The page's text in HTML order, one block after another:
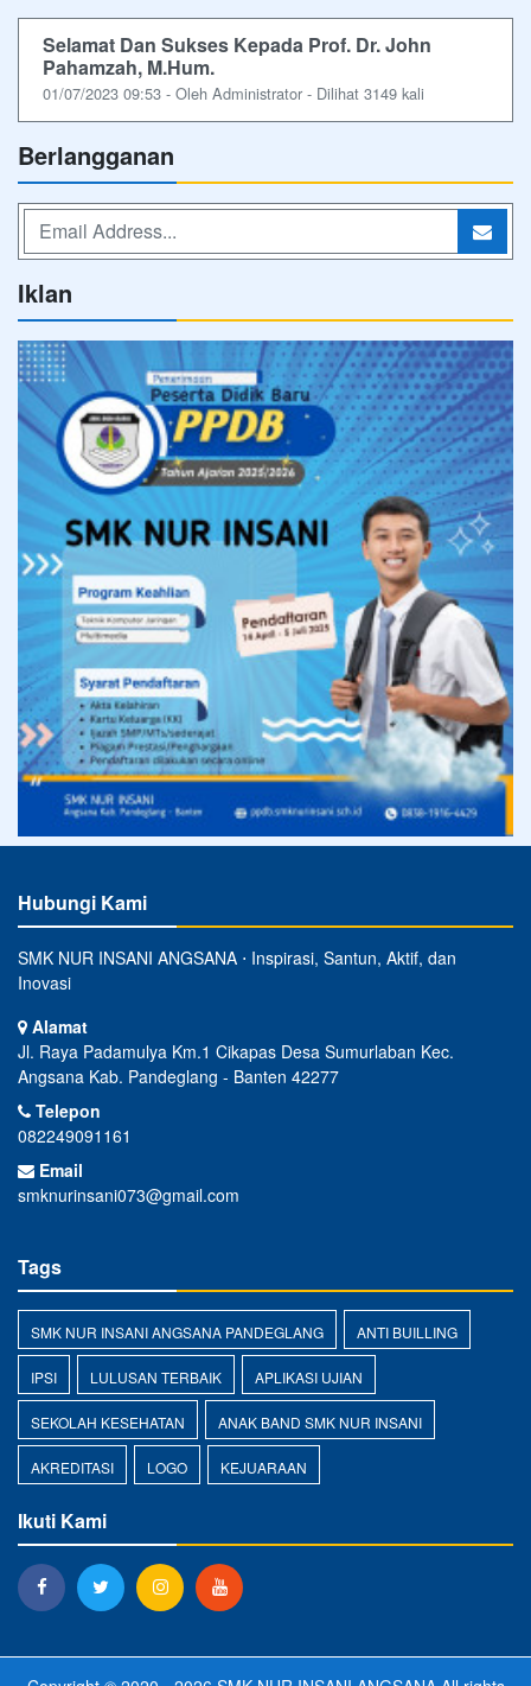
Selamat Dan Sukses Kepada Prof. Dr. John
Pahamzah, M.Hum.
01/07/2023 09:53 - Oleh Administrator - Dilihat 3149 kali
Berlangganan
Iklan
Hubungi Kami
SMK NUR INSANI ANGSANA ⋅ Inspirasi, Santun, Aktif, dan
Inovasi
Alamat
Jl. Raya Padamulya Km.1 Cikapas Desa Sumurlaban Kec.
Angsana Kab. Pandeglang - Banten 42277
Telepon
082249091161
Email
smknurinsani073@gmail.com
Tags
SMK NUR INSANI ANGSANA PANDEGLANG ANTI BUILLING
IPSI LULUSAN TERBAIK APLIKASI UJIAN
SEKOLAH KESEHATAN ANAK BAND SMK NUR INSANI
AKREDITASI LOGO KEJUARAAN
Ikuti Kami